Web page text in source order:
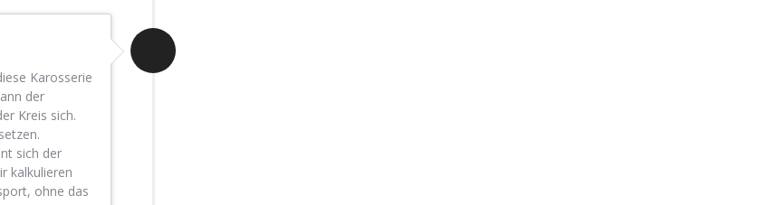
Karosserie
der
Kreis sich.
sich der
kalkulieren
ohne das